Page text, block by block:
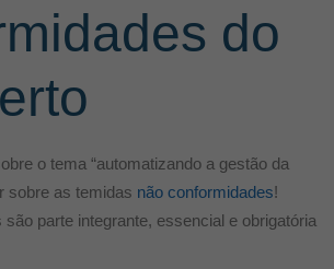
do
o tema “automatizando a gestão da
sobre as temidas não conformidades!
parte integrante, essencial e obrigatória